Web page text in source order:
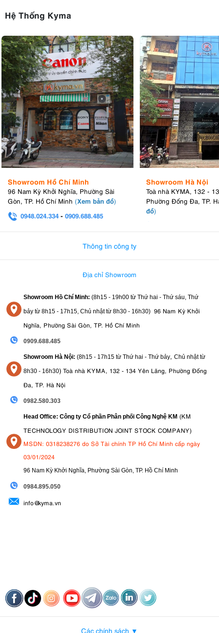
Hệ Thống Kyma
Showroom Hồ Chí Minh
96 Nam Kỳ Khởi Nghĩa, Phường Sài
Gòn, TP. Hồ Chí Minh (Xem bản đồ)
0948.024.334 - 0909.688.485
Showroom Hà Nội
Toà nhà KYMA, 132 -
Phường Đống Đa, TP.
đồ)
Thông tin công ty
Địa chỉ Showroom
Showroom Hồ Chí Minh: (8h15 - 19h00 từ Thứ hai - Thứ sáu, Thứ
bảy từ 8h15 - 17h15, Chủ nhật từ 8h30 - 16h30) 96 Nam Kỳ Khởi
Nghĩa, Phường Sài Gòn, TP. Hồ Chí Minh
0909.688.485
Showroom Hà Nội: (8h15 - 17h15 từ Thứ hai - Thứ bảy, Chủ nhật từ
8h30 - 16h30) Toà nhà KYMA, 132 - 134 Yên Lãng, Phường Đống
Đa, TP. Hà Nội
0982.580.303
Head Office: Công ty Cổ phần Phân phối Công Nghệ KM (KM
TECHNOLOGY DISTRIBUTION JOINT STOCK COMPANY)
MSDN: 0318238276 do Sở Tài chính TP Hồ Chí Minh cấp ngày
03/01/2024
96 Nam Kỳ Khởi Nghĩa, Phường Sài Gòn, TP. Hồ Chí Minh
0984.895.050
info@kyma.vn
Các chính sách ▼